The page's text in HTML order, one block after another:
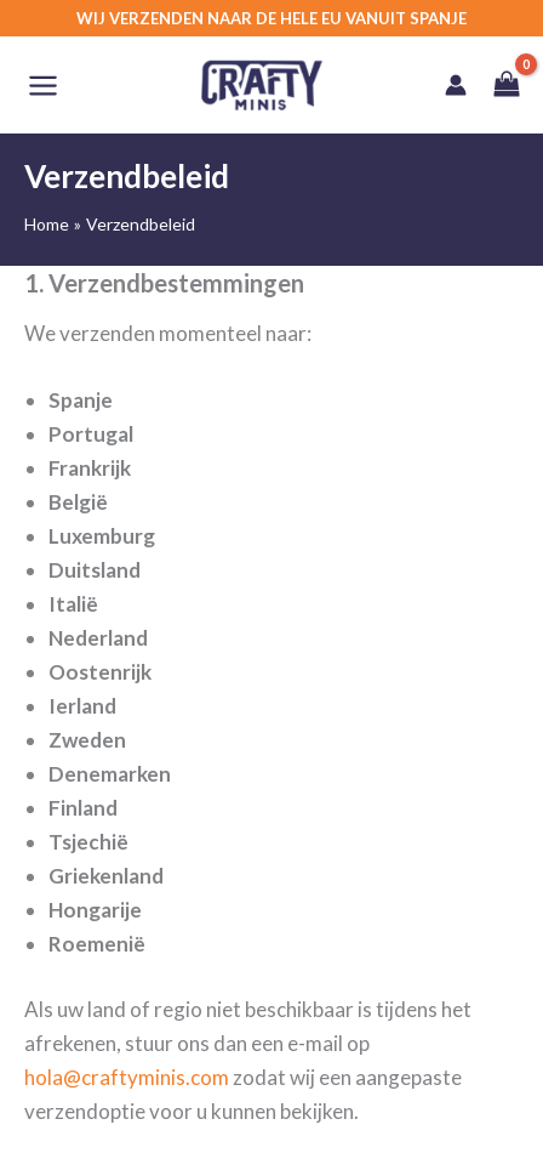
WIJ VERZENDEN NAAR DE HELE EU VANUIT SPANJE
Verzendbeleid
Home Verzendbeleid
1. Verzendbestemmingen
We verzenden momenteel naar:
Spanje
Portugal
Frankrijk
België
Luxemburg
Duitsland
Italië
Nederland
Oostenrijk
Ierland
Zweden
Denemarken
Finland
Tsjechië
Griekenland
Hongarije
Roemenië
Als uw land of regio niet beschikbaar is tijdens het
afrekenen, stuur ons dan een e-mail op
hola@craftyminis.com zodat wij een aangepaste
verzendoptie voor u kunnen bekijken.